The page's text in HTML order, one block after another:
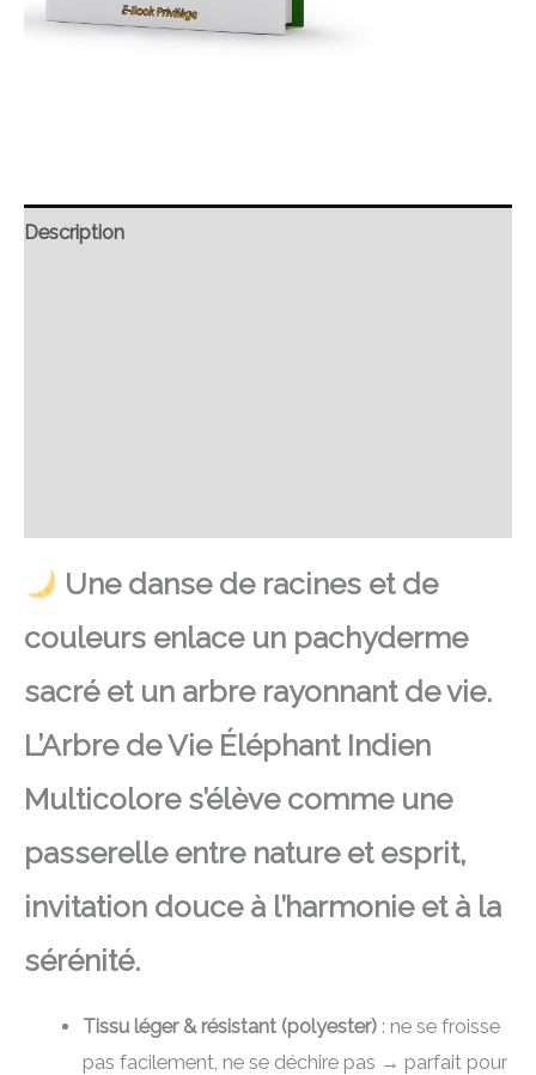
Description
Une danse de racines et de
couleurs enlace un pachyderme
sacré et un arbre rayonnant de vie.
L’Arbre de Vie Éléphant Indien
Multicolore s’élève comme une
passerelle entre nature et esprit,
invitation douce à l’harmonie et à la
sérénité.
Tissu léger & résistant (polyester) : ne se froisse
pas facilement, ne se déchire pas → parfait pour